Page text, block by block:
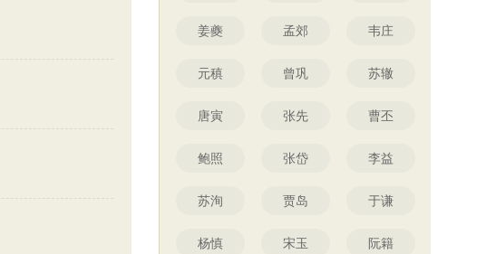
姜夔 孟郊 韦庄
元稹 曾巩 苏辙
唐寅 张先 曹丕
鲍照 张岱 李益
苏洵 贾岛 于谦
杨慎 宋玉 阮籍